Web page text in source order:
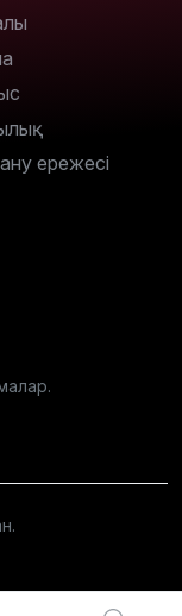
ережесі